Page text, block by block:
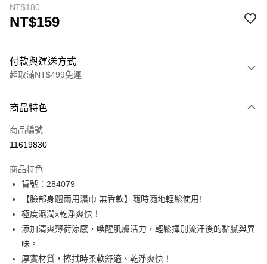
NT$180
NT$159
付款與運送方式
超取滿NT$499免運
icash Pay
信用卡一次付款
LINE Pay
Apple Pay
街口支付
悠遊付
商品特色
商品編號
11619830
商品特色
貨號：284079
【臉部身體兩用濕巾 無香款】隨時隨地輕鬆使用!
極度濕潤x乾淨爽快！
添加清爽薄荷涼感，喚醒肌膚活力，輕鬆揮別流汗後的黏膩與異
味。
厚實材質，擦拭時柔軟舒適、乾淨爽快！